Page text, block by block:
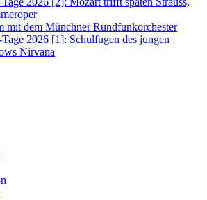
mit dem Münchner Rundfunkorchester
2026 [1]: Schulfugen des jungen
Nirvana